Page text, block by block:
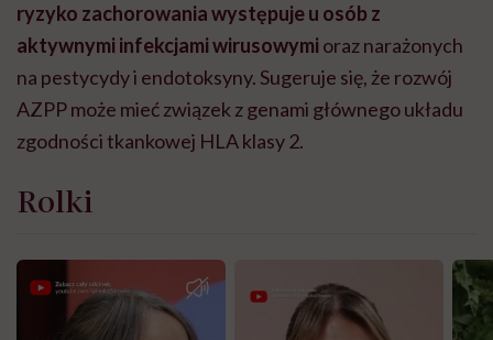
ryzyko zachorowania występuje u osób z
aktywnymi infekcjami wirusowymi oraz narażonych
na pestycydy i endotoksyny. Sugeruje się, że rozwój
AZPP może mieć związek z genami głównego układu
zgodności tkankowej HLA klasy 2.
Rolki